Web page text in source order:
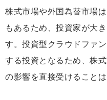
株式市場や外国為替市場
もあるため、投資家が大
す。投資型クラウドファ
する投資となるため、株
の影響を直接受けることは